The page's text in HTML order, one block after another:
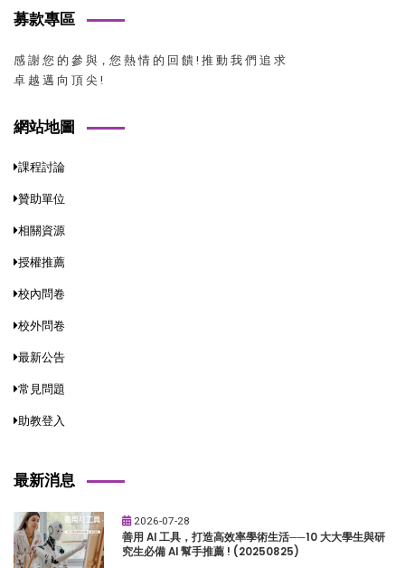
募款專區
感 謝 您 的 參 與，您 熱 情 的 回 饋 ! 推 動 我 們 追 求
卓 越 邁 向 頂 尖 !
網站地圖
課程討論
贊助單位
相關資源
授權推薦
校內問卷
校外問卷
最新公告
常見問題
助教登入
最新消息
2026-07-28
善用 AI 工具，打造高效率學術生活──10 大大學生與研
究生必備 AI 幫手推薦 ! (20250825)